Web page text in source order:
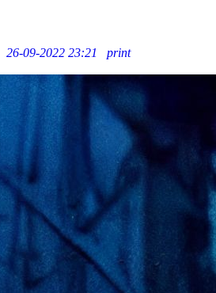
26-09-2022 23:21
print